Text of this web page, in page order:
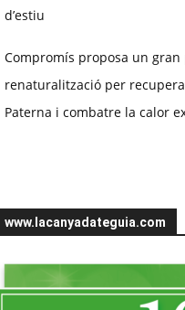
d’estiu
Compromís proposa un gran
renaturalització per
Paterna i combatre la calor
www.lacanyadateguia.com